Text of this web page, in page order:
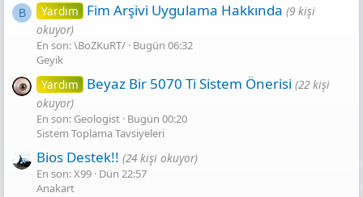
B Yardım Fim Arşivi Uygulama Hakkında (9 kişi
okuyor)
En son: \BoZKuRT/ Bugün 06:32
Geyik
Yardım Beyaz Bir 5070 Ti Sistem Önerisi (22 kişi
okuyor)
En son: Geologist Bugün 00:20
Sistem Toplama Tavsiyeleri
Bios Destek!! (24 kişi okuyor)
En son: X99 Dün 22:57
Anakart